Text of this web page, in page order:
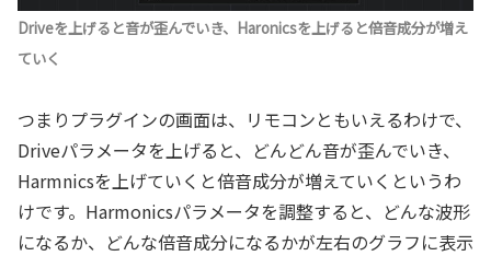
Driveを上げると音が歪んでいき、Haronicsを上げると倍音成分が増え
ていく
つまりプラグインの画面は、リモコンともいえるわけで、
Driveパラメータを上げると、どんどん音が歪んでいき、
Harmnicsを上げていくと倍音成分が増えていくというわ
けです。Harmonicsパラメータを調整すると、どんな波形
になるか、どんな倍音成分になるかが左右のグラフに表示